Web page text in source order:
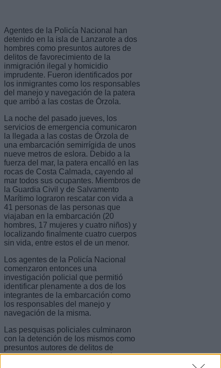
Agentes de la Policía Nacional han
detenido en la isla de Lanzarote a dos
hombres como presuntos autores de
delitos de favorecimiento de la
inmigración ilegal y homicidio
imprudente. Fueron identificados por
los inmigrantes como los responsables
del manejo y navegación de la patera
que arribó a las costas de Órzola.
La noche del pasado jueves, los
servicios de emergencia comunicaron
la llegada a las costas de Órzola de
una embarcación semirrígida de unos
nueve metros de eslora. Debido a la
fuerza del mar, la patera encalló en las
rocas de Costa Calmada, cayendo al
mar todos sus ocupantes. Miembros de
la Guardia Civil y de Salvamento
Marítimo lograron rescatar con vida a
41 personas de las personas que
viajaban en la embarcación (20
hombres, 17 mujeres y cuatro niños) y
localizando finalmente cuatro cuerpos
sin vida, entre estos el de un menor.
Los agentes de la Policía Nacional
comenzaron entonces una
investigación policial que permitió
identificar plenamente a dos de los
integrantes de la embarcación como
los responsables del manejo y
navegación de la misma.
Las pesquisas policiales culminaron
con la detención de los mismos como
presuntos autores de delitos de
favorecimiento de la inmigración ilegal